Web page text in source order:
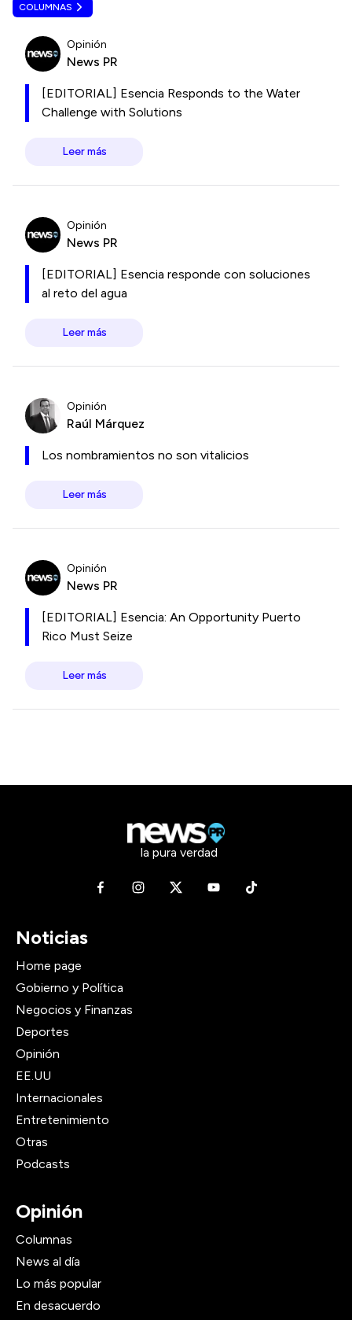
COLUMNAS
Opinión
News PR
[EDITORIAL] Esencia Responds to the Water
Challenge with Solutions
Leer más
Opinión
News PR
[EDITORIAL] Esencia responde con soluciones
al reto del agua
Leer más
Opinión
Raúl Márquez
Los nombramientos no son vitalicios
Leer más
Opinión
News PR
[EDITORIAL] Esencia: An Opportunity Puerto
Rico Must Seize
Leer más
la pura verdad
Noticias
Home page
Gobierno y Política
Negocios y Finanzas
Deportes
Opinión
EE.UU
Internacionales
Entretenimiento
Otras
Podcasts
Opinión
Columnas
News al día
Lo más popular
En desacuerdo